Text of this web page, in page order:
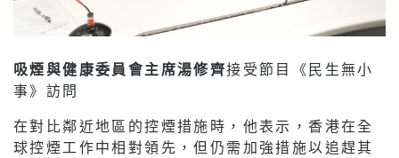
吸煙與健康委員會主席湯修齊接受節目《民生無小
事》訪問
在對比鄰近地區的控煙措施時，他表示，香港在全
球控煙工作中相對領先，但仍需加強措施以追趕其